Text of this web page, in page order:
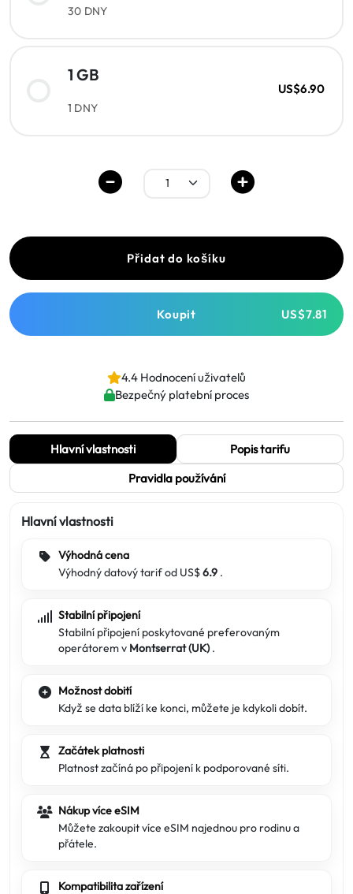
30 DNY
1 GB
1 DNY
US$6.90
Přidat do košíku
Koupit US$7.81
4.4 Hodnocení uživatelů
Bezpečný platební proces
Hlavní vlastnosti
Popis tarifu
Pravidla používání
Hlavní vlastnosti
Výhodná cena
Výhodný datový tarif od US$6.9 .
Stabilní připojení
Stabilní připojení poskytované preferovaným
operátorem v Montserrat (UK).
Možnost dobití
Když se data blíží ke konci, můžete je kdykoli dobít.
Začátek platnosti
Platnost začíná po připojení k podporované síti.
Nákup více eSIM
Můžete zakoupit více eSIM najednou pro rodinu a
přátele.
Kompatibilita zařízení